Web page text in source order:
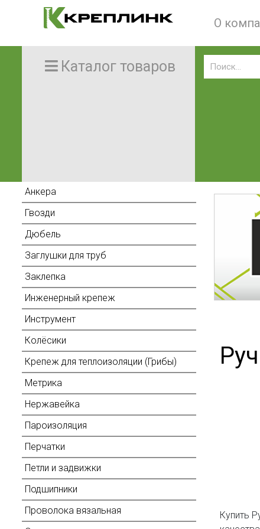
О
Каталог товаров
Анкера
Гвозди
Дюбель
Заглушки для труб
Заклепка
Инженерный крепеж
Инструмент
Колёсики
Крепеж для теплоизоляции (Грибы)
Метрика
Нержавейка
Пароизоляция
Перчатки
Петли и задвижки
Подшипники
Проволока вязальная
Купить